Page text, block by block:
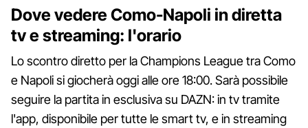
Dove vedere Como-Napoli in diretta
tv e streaming: l'orario
Lo scontro diretto per la Champions League tra Como
e Napoli si giocherà oggi alle ore 18:00. Sarà possibile
seguire la partita in esclusiva su DAZN: in tv tramite
l'app, disponibile per tutte le smart tv, e in streaming